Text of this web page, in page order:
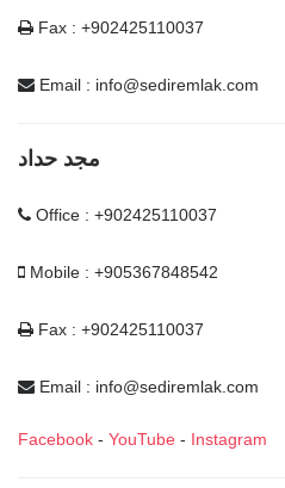
Fax : +902425110037
Email : info@sediremlak.com
مجد حداد
Office : +902425110037
Mobile : +905367848542
Fax : +902425110037
Email : info@sediremlak.com
Facebook - YouTube - Instagram